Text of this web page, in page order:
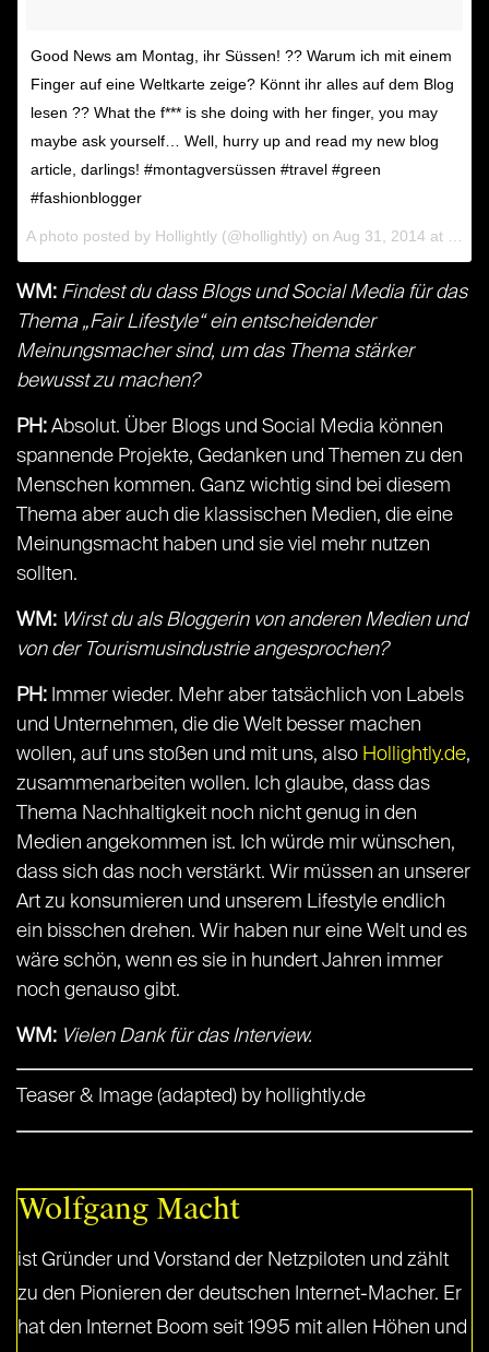
Good News am Montag, ihr Süssen! ?? Warum ich mit einem
Finger auf eine Weltkarte zeige? Könnt ihr alles auf dem Blog
lesen ?? What the f*** is she doing with her finger, you may
maybe ask yourself… Well, hurry up and read my new blog
article, darlings! #montagversüssen #travel #green
#fashionblogger
A photo posted by Hollightly (@hollightly) on Aug 31, 2014 at 10:48pm PDT
WM: Findest du dass Blogs und Social Media für das
Thema „Fair Lifestyle“ ein entscheidender
Meinungsmacher sind, um das Thema stärker
bewusst zu machen?
PH: Absolut. Über Blogs und Social Media können
spannende Projekte, Gedanken und Themen zu den
Menschen kommen. Ganz wichtig sind bei diesem
Thema aber auch die klassischen Medien, die eine
Meinungsmacht haben und sie viel mehr nutzen
sollten.
WM: Wirst du als Bloggerin von anderen Medien und
von der Tourismusindustrie angesprochen?
PH: Immer wieder. Mehr aber tatsächlich von Labels
und Unternehmen, die die Welt besser machen
wollen, auf uns stoßen und mit uns, also Hollightly.de,
zusammenarbeiten wollen. Ich glaube, dass das
Thema Nachhaltigkeit noch nicht genug in den
Medien angekommen ist. Ich würde mir wünschen,
dass sich das noch verstärkt. Wir müssen an unserer
Art zu konsumieren und unserem Lifestyle endlich
ein bisschen drehen. Wir haben nur eine Welt und es
wäre schön, wenn es sie in hundert Jahren immer
noch genauso gibt.
WM: Vielen Dank für das Interview.
Teaser & Image (adapted) by hollightly.de
Wolfgang Macht
ist Gründer und Vorstand der Netzpiloten und zählt
zu den Pionieren der deutschen Internet-Macher. Er
hat den Internet Boom seit 1995 mit allen Höhen und